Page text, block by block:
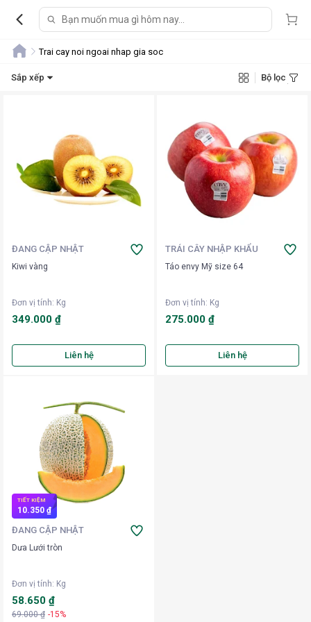
Trai cay noi ngoai nhap gia soc
Sắp xếp Bộ lọc
ĐANG CẬP NHẬT
Kiwi vàng
Đơn vị tính: Kg
349.000 ₫
Liên hệ
TRÁI CÂY NHẬP KHẨU
Táo envy Mỹ size 64
Đơn vị tính: Kg
275.000 ₫
Liên hệ
TIẾT KIỆM
10.350 ₫
ĐANG CẬP NHẬT
Dưa Lưới tròn
Đơn vị tính: Kg
58.650 ₫
69.000 ₫ -15%